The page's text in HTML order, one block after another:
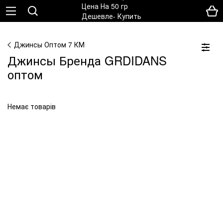
Джинсы Оптом 7 КМ
Джинсы Бренда GRDIDANS
оптом
Немає товарів